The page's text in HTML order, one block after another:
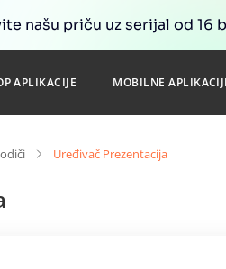
našu priču uz serijal od 16
APLIKACIJE MOBILNE
Uređivač Prezentacija